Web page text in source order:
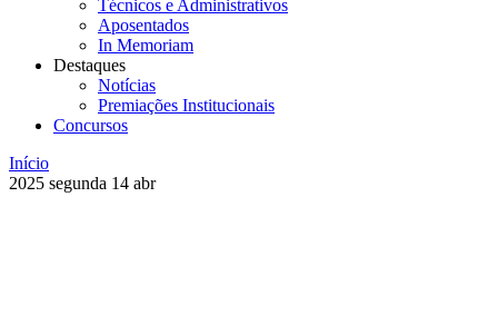
Técnicos e Administrativos
Aposentados
In Memoriam
Destaques
Notícias
Premiações Institucionais
Concursos
Início
2025 segunda 14 abr